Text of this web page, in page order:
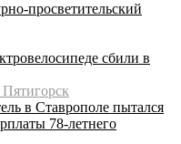
просветительский
сбили в
в Ставрополе пытался
78-летнего